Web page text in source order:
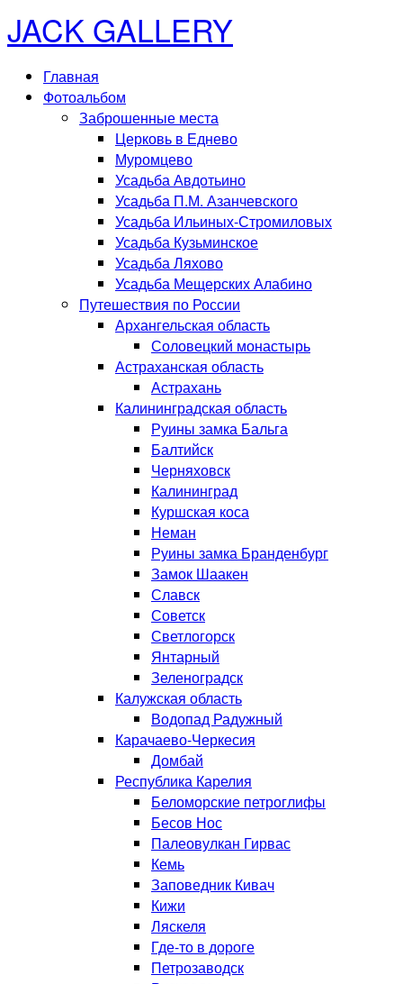
JACK GALLERY
Главная
Фотоальбом
Заброшенные места
Церковь в Еднево
Муромцево
Усадьба Авдотьино
Усадьба П.М. Азанчевского
Усадьба Ильиных-Стромиловых
Усадьба Кузьминское
Усадьба Ляхово
Усадьба Мещерских Алабино
Путешествия по России
Архангельская область
Соловецкий монастырь
Астраханская область
Астрахань
Калининградская область
Руины замка Бальга
Балтийск
Черняховск
Калининград
Куршская коса
Неман
Руины замка Бранденбург
Замок Шаакен
Славск
Советск
Светлогорск
Янтарный
Зеленоградск
Калужская область
Водопад Радужный
Карачаево-Черкесия
Домбай
Республика Карелия
Беломорские петроглифы
Бесов Нос
Палеовулкан Гирвас
Кемь
Заповедник Кивач
Кижи
Ляскеля
Где-то в дороге
Петрозаводск